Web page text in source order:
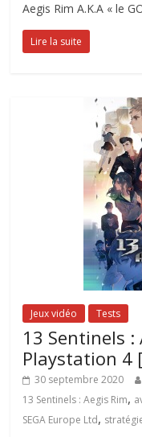
Aegis Rim A.K.A « le
Lire la suite
Jeux vidéo Tests
13 Sentinels :
Playstation 4
30 septembre 2020
13 Sentinels : Aegis Rim,
SEGA Europe Ltd,